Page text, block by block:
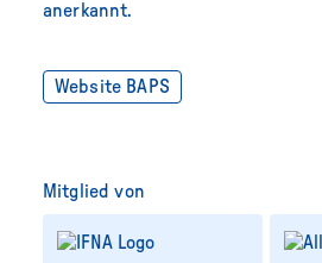
anerkannt.
Website BAPS
Mitglied von